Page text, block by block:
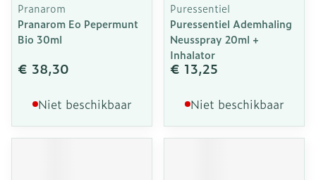
Pranarom
Pranarom Eo Pepermunt
Bio 30ml
€ 38,30
Niet beschikbaar
Puressentiel
Puressentiel Ademhaling
Neusspray 20ml +
Inhalator
€ 13,25
Niet beschikbaar